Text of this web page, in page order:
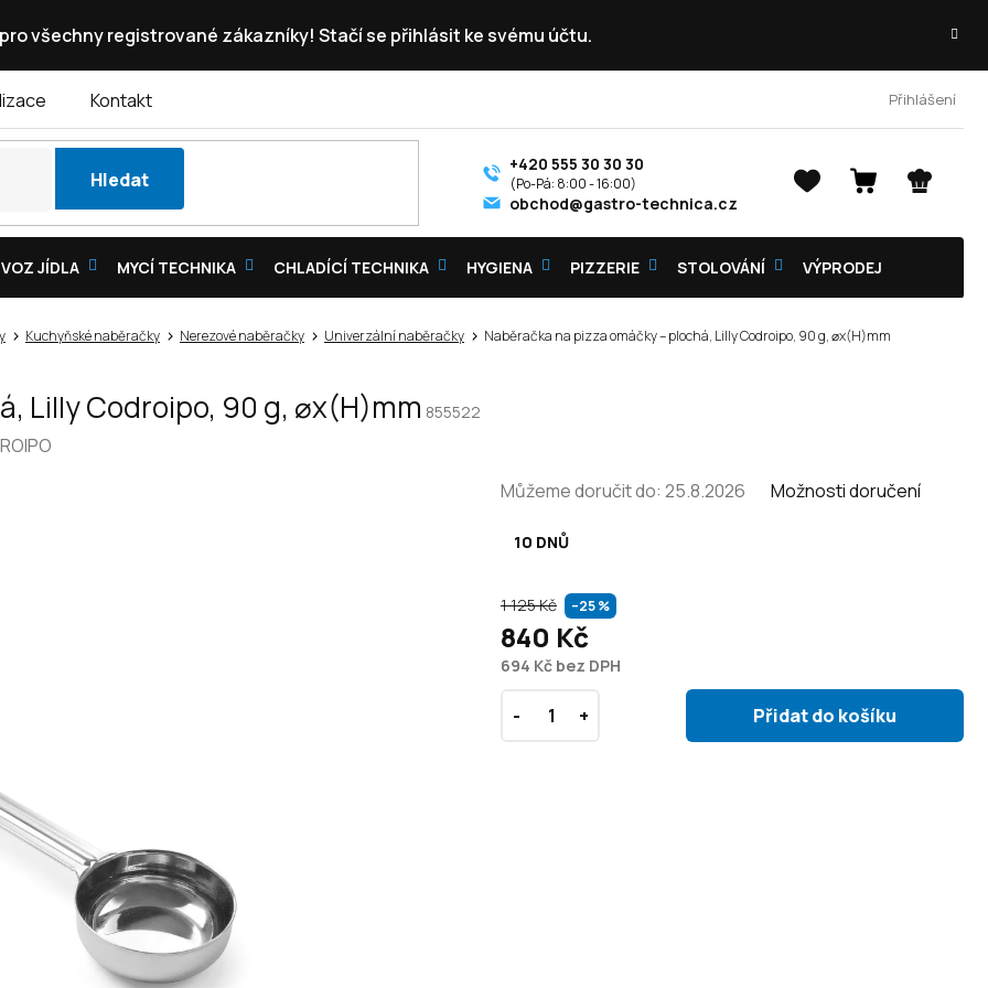
pro všechny registrované zákazníky! Stačí se přihlásit ke svému účtu.
Kontakt Přihlášení
Hledat
NÁKUPNÍ
+420 555 30 30 30
obchod@gastro-technica.cz
JÍDLA MYCÍ TECHNIKA CHLADÍCÍ TECHNIKA HYGIENA PIZZERIE STOLOVÁNÍ VÝPRODEJ
Kuchyňské naběračky Nerezové naběračky Univerzální naběračky Naběračka na pizza omáčky – plochá, Lilly Codroipo, 90 g, ⌀x(H)mm
Lilly Codroipo, 90 g, ⌀x(H)mm 855522
1 125 Kč –25 %
840 Kč
694 Kč bez DPH
10 DNŮ
Můžeme doručit do: 25.8.2026 Možnosti doručení
Přidat do košíku